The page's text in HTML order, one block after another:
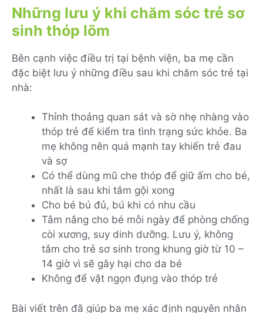
Những lưu ý khi chăm sóc trẻ sơ
sinh thóp lõm
Bên cạnh việc điều trị tại bệnh viện, ba mẹ cần
đặc biệt lưu ý những điều sau khi chăm sóc trẻ tại
nhà:
Thỉnh thoảng quan sát và sờ nhẹ nhàng vào
thóp trẻ để kiểm tra tình trạng sức khỏe. Ba
mẹ không nên quá mạnh tay khiến trẻ đau
và sợ
Có thể dùng mũ che thóp để giữ ấm cho bé,
nhất là sau khi tắm gội xong
Cho bé bú đủ, bú khi có nhu cầu
Tắm nắng cho bé mỗi ngày để phòng chống
còi xương, suy dinh dưỡng. Lưu ý, không
tắm cho trẻ sơ sinh trong khung giờ từ 10 –
14 giờ vì sẽ gây hại cho da bé
Không để vật ngọn đụng vào thóp trẻ
Bài viết trên đã giúp ba mẹ xác định nguyên nhân